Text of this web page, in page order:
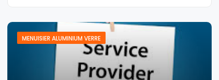
MENUISIER ALUMINIUM VERRE